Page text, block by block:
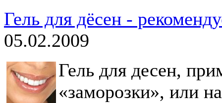
Гель для дёсен -
05.02.2009
Гель для десен,
«заморозки», или